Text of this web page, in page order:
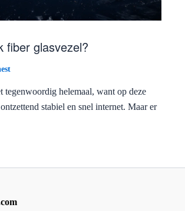
fiber glasvezel?
tegenwoordig helemaal, want op deze
stabiel en snel internet. Maar er